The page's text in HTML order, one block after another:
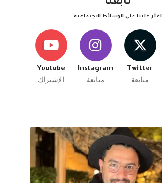
تابعنا
اعثر علينا على الوسائط الاجتماعية
Twitter
متابعة
Instagram
متابعة
Youtube
الإشتراك